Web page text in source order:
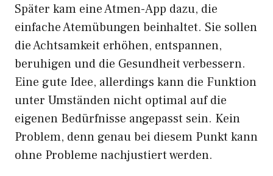
Später kam eine Atmen-App dazu, die
einfache Atemübungen beinhaltet. Sie sollen
die Achtsamkeit erhöhen, entspannen,
beruhigen und die Gesundheit verbessern.
Eine gute Idee, allerdings kann die Funktion
unter Umständen nicht optimal auf die
eigenen Bedürfnisse angepasst sein. Kein
Problem, denn genau bei diesem Punkt kann
ohne Probleme nachjustiert werden.